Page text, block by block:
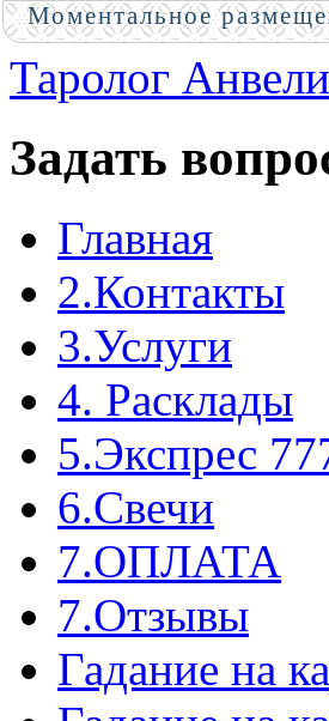
Таролог
Задать
Главная
2.Контакты
3.Услуги
4. Расклады
5.Экспрес
6.Свечи
7.ОПЛАТА
7.Отзывы
Гадание на
Моментальное